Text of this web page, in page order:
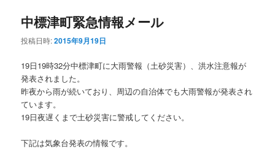
中標津町緊急情報メール
投稿日時:2015年9月19日
19日19時32分中標津町に大雨警報（土砂災害）、洪水注意報が
発表されました。
昨夜から雨が続いており、周辺の自治体でも大雨警報が発表され
ています。
19日夜遅くまで土砂災害に警戒してください。
下記は気象台発表の情報です。